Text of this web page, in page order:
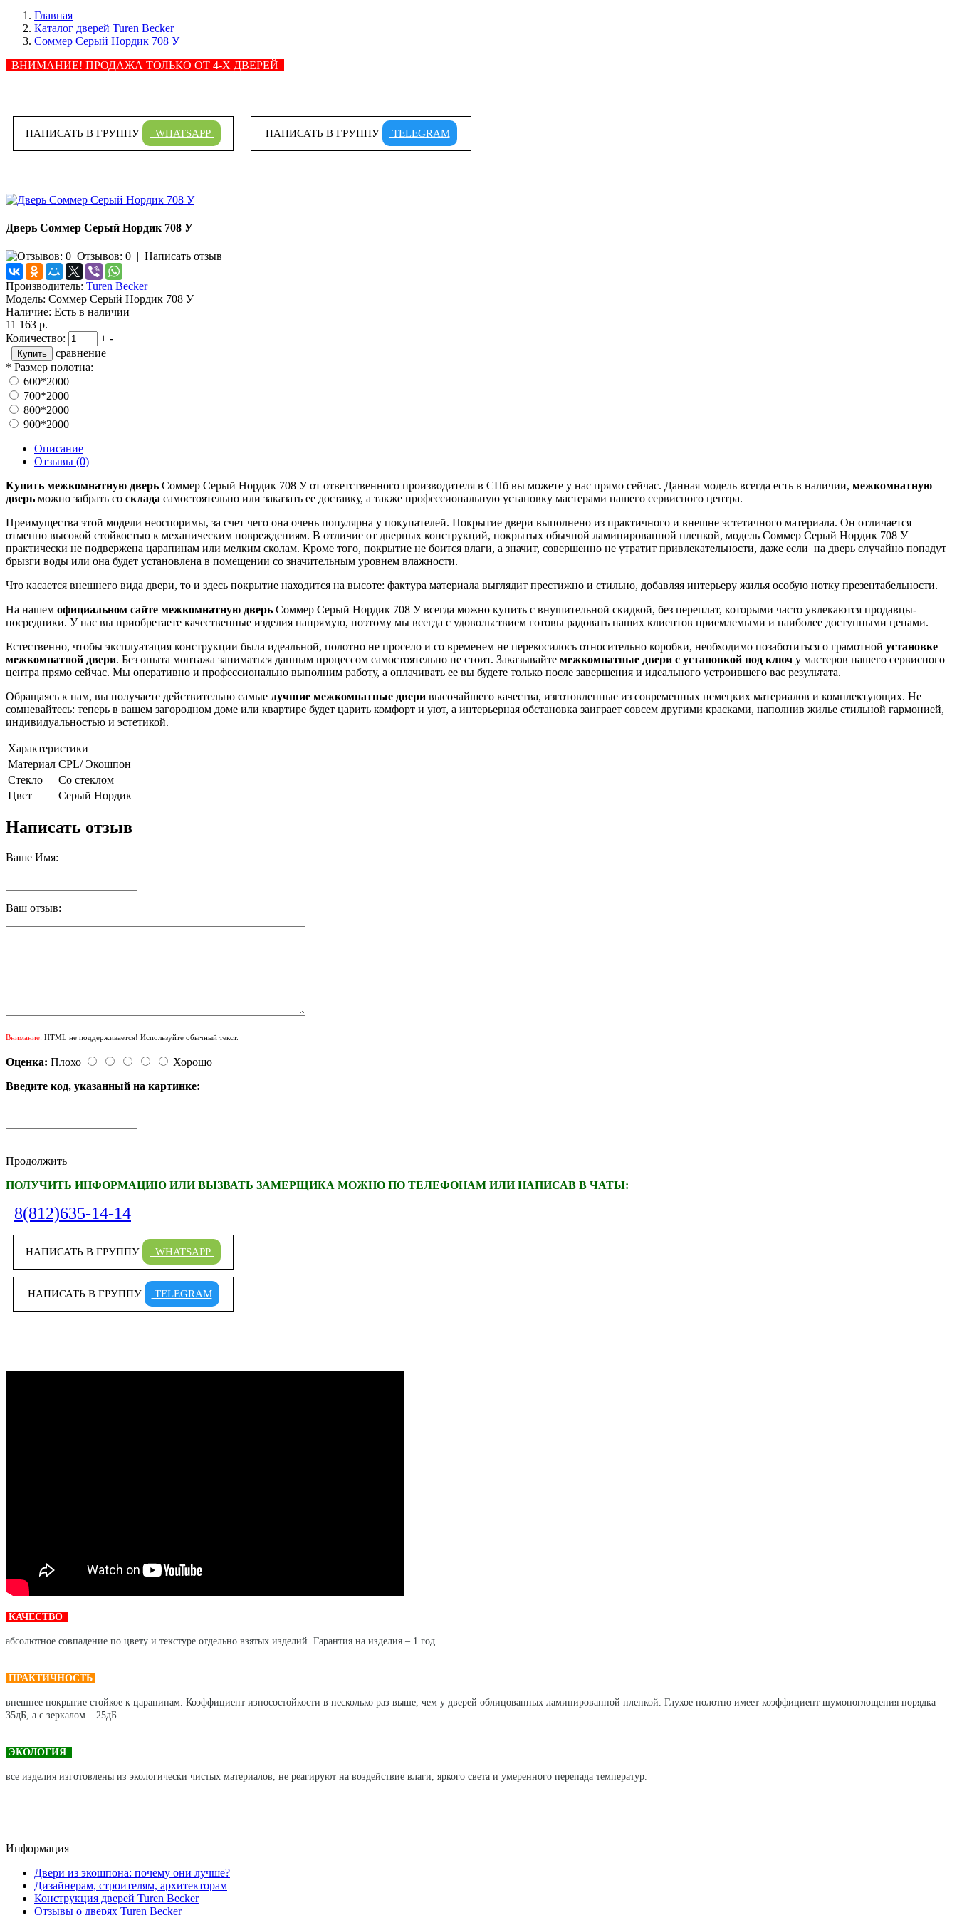
Главная
Каталог дверей Turen Becker
Соммер Серый Нордик 708 У
ВНИМАНИЕ! ПРОДАЖА ТОЛЬКО ОТ 4-Х ДВЕРЕЙ
НАПИСАТЬ В ГРУППУ WHATSAPP НАПИСАТЬ В ГРУППУ TELEGRAM
Дверь Соммер Серый Нордик 708 У
Отзывов: 0 | Написать отзыв
Производитель: Turen Becker
Модель: Соммер Серый Нордик 708 У
Наличие: Есть в наличии
11 163 р.
Количество:
+ -
сравнение
* Размер полотна:
600*2000
700*2000
800*2000
900*2000
Описание
Отзывы (0)
Купить межкомнатную дверь Соммер Серый Нордик 708 У от ответственного производителя в СПб вы можете у нас прямо сейчас. Данная модель всегда есть в наличии, межкомнатную
дверь можно забрать со склада самостоятельно или заказать ее доставку, а также профессиональную установку мастерами нашего сервисного центра.
Преимущества этой модели неоспоримы, за счет чего она очень популярна у покупателей. Покрытие двери выполнено из практичного и внешне эстетичного материала. Он отличается
отменно высокой стойкостью к механическим повреждениям. В отличие от дверных конструкций, покрытых обычной ламинированной пленкой, модель Соммер Серый Нордик 708 У
практически не подвержена царапинам или мелким сколам. Кроме того, покрытие не боится влаги, а значит, совершенно не утратит привлекательности, даже если на дверь случайно попадут
брызги воды или она будет установлена в помещении со значительным уровнем влажности.
Что касается внешнего вида двери, то и здесь покрытие находится на высоте: фактура материала выглядит престижно и стильно, добавляя интерьеру жилья особую нотку презентабельности.
На нашем официальном сайте межкомнатную дверь Соммер Серый Нордик 708 У всегда можно купить с внушительной скидкой, без переплат, которыми часто увлекаются продавцы-
посредники. У нас вы приобретаете качественные изделия напрямую, поэтому мы всегда с удовольствием готовы радовать наших клиентов приемлемыми и наиболее доступными ценами.
Естественно, чтобы эксплуатация конструкции была идеальной, полотно не просело и со временем не перекосилось относительно коробки, необходимо позаботиться о грамотной установке
межкомнатной двери. Без опыта монтажа заниматься данным процессом самостоятельно не стоит. Заказывайте межкомнатные двери с установкой под ключ у мастеров нашего сервисного
центра прямо сейчас. Мы оперативно и профессионально выполним работу, а оплачивать ее вы будете только после завершения и идеального устроившего вас результата.
Обращаясь к нам, вы получаете действительно самые лучшие межкомнатные двери высочайшего качества, изготовленные из современных немецких материалов и комплектующих. Не
сомневайтесь: теперь в вашем загородном доме или квартире будет царить комфорт и уют, а интерьерная обстановка заиграет совсем другими красками, наполнив жилье стильной гармонией,
индивидуальностью и эстетикой.
Характеристики
Материал CPL/ Экошпон
Стекло
Со стеклом
Цвет
Серый Нордик
Написать отзыв
Ваше Имя:
Ваш отзыв:
Внимание: HTML не поддерживается! Используйте обычный текст.
Оценка: Плохо
Хорошо
Введите код, указанный на картинке:
Продолжить
ПОЛУЧИТЬ ИНФОРМАЦИЮ ИЛИ ВЫЗВАТЬ ЗАМЕРЩИКА МОЖНО ПО ТЕЛЕФОНАМ ИЛИ НАПИСАВ В ЧАТЫ:
8(812)635-14-14
НАПИСАТЬ В ГРУППУ WHATSAPP
НАПИСАТЬ В ГРУППУ TELEGRAM
КАЧЕСТВО
абсолютное совпадение по цвету и текстуре отдельно взятых изделий. Гарантия на изделия – 1 год.
ПРАКТИЧНОСТЬ
внешнее покрытие стойкое к царапинам. Коэффициент износостойкости в несколько раз выше, чем у дверей облицованных ламинированной пленкой. Глухое полотно имеет коэффициент шумопоглощения порядка
35дБ, а с зеркалом – 25дБ.
ЭКОЛОГИЯ
все изделия изготовлены из экологически чистых материалов, не реагируют на воздействие влаги, яркого света и умеренного перепада температур.
Информация
Двери из экошпона: почему они лучше?
Дизайнерам, строителям, архитекторам
Конструкция дверей Turen Becker
Отзывы о дверях Turen Becker